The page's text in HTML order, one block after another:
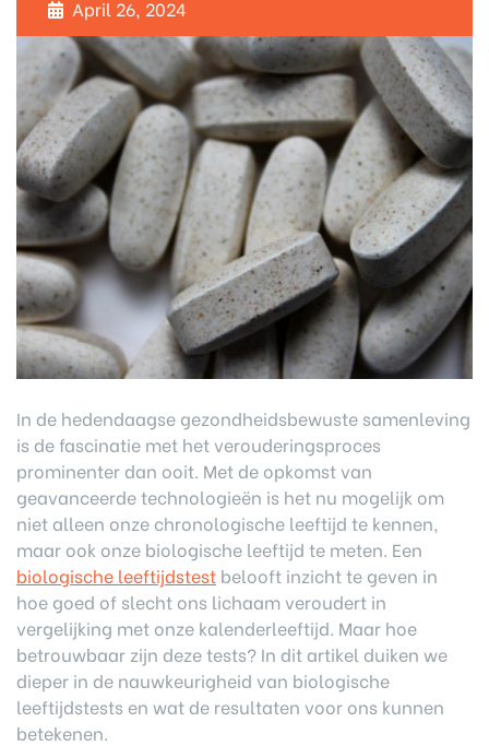
April 26, 2024
In de hedendaagse gezondheidsbewuste samenleving
is de fascinatie met het verouderingsproces
prominenter dan ooit. Met de opkomst van
geavanceerde technologieën is het nu mogelijk om
niet alleen onze chronologische leeftijd te kennen,
maar ook onze biologische leeftijd te meten. Een
biologische leeftijdstest belooft inzicht te geven in
hoe goed of slecht ons lichaam veroudert in
vergelijking met onze kalenderleeftijd. Maar hoe
betrouwbaar zijn deze tests? In dit artikel duiken we
dieper in de nauwkeurigheid van biologische
leeftijdstests en wat de resultaten voor ons kunnen
betekenen.